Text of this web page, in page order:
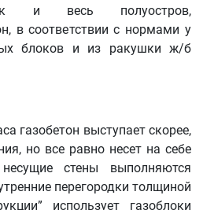
и весь полуостров,
в соответствии с нормами у
блоков и из ракушки ж/б
газобетон выступает скорее,
но все равно несет на себе
стены выполняются
перегородки толщиной
использует газоблоки